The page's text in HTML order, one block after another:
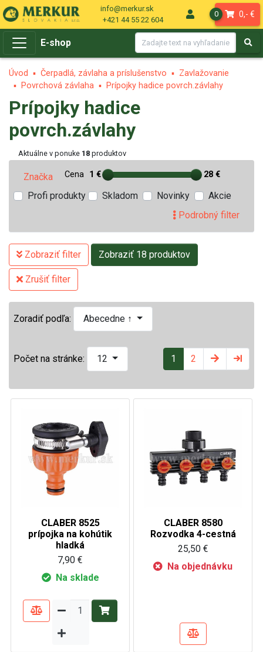
info@merkur.sk
+421 44 55 22 604
0 0,- €
E-shop
Úvod Čerpadlá, závlaha a príslušenstvo
Zavlažovanie
Povrchová závlaha
Prípojky hadice povrch.závlahy
Prípojky hadice
povrch.závlahy
Aktuálne v ponuke 18 produktov
Značka Cena 1 € 28 €
Profi produkty Skladom Novinky
Akcie
Podrobný filter
Zobraziť filter Zobraziť 18 produktov
Zrušiť filter
Zoradiť podľa: Abecedne ↑
Počet na stránke: 12 1 2
CLABER 8525
prípojka na kohútik
hladká
7,90 €
Na sklade
CLABER 8580
Rozvodka 4-cestná
25,50 €
Na objednávku